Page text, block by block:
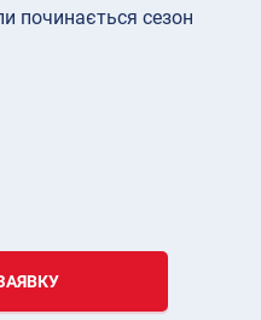
починається сезон